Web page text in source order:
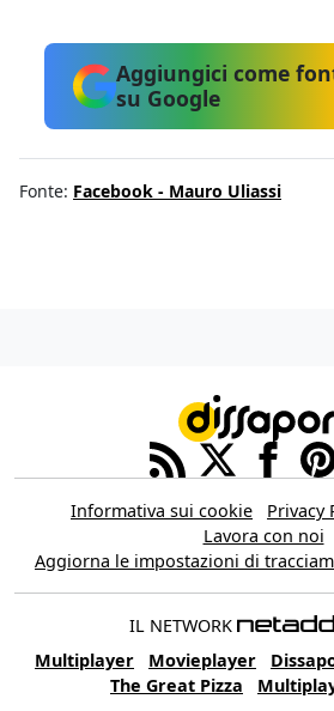
Aggiungici come
su Google
Fonte: Facebook - Mauro Uliassi
Informativa sui cookie Privacy
Lavora con noi
Aggiorna le impostazioni di
IL NETWORK
Multiplayer
Movieplayer
The Great Pizza